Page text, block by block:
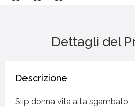
Dettagli del
Descrizione
Slip donna vita alta sgambato